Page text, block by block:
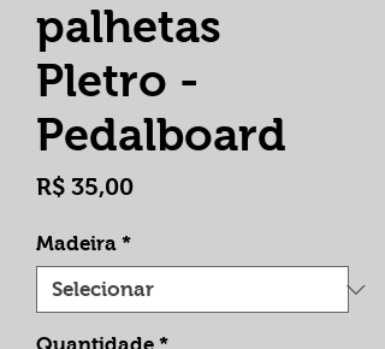
palhetas
Pletro -
Pedalboard
R$ 35,00Preço
Madeira *